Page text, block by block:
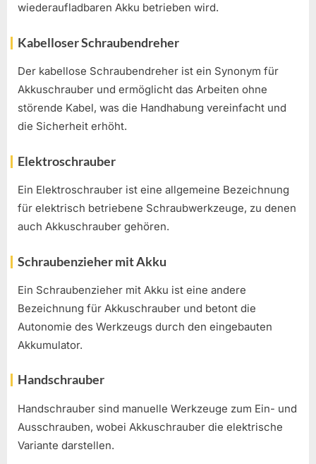
wiederaufladbaren Akku betrieben wird.
Kabelloser Schraubendreher
Der kabellose Schraubendreher ist ein Synonym für
Akkuschrauber und ermöglicht das Arbeiten ohne
störende Kabel, was die Handhabung vereinfacht und
die Sicherheit erhöht.
Elektroschrauber
Ein Elektroschrauber ist eine allgemeine Bezeichnung
für elektrisch betriebene Schraubwerkzeuge, zu denen
auch Akkuschrauber gehören.
Schraubenzieher mit Akku
Ein Schraubenzieher mit Akku ist eine andere
Bezeichnung für Akkuschrauber und betont die
Autonomie des Werkzeugs durch den eingebauten
Akkumulator.
Handschrauber
Handschrauber sind manuelle Werkzeuge zum Ein- und
Ausschrauben, wobei Akkuschrauber die elektrische
Variante darstellen.